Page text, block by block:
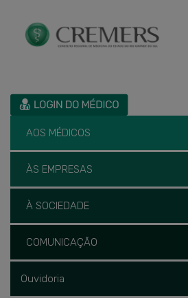
AOS MÉDICOS
ÀS EMPRESAS
À SOCIEDADE
COMUNICAÇÃO
Ouvidoria